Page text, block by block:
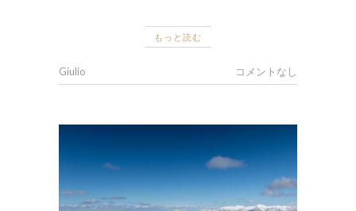
もっと読む
Giulio コメントなし